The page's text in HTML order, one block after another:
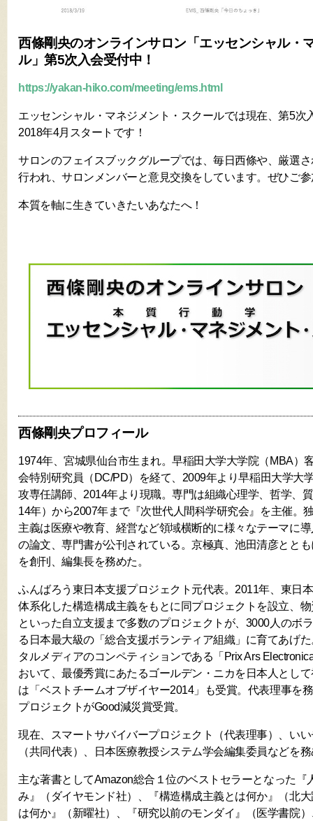
西條剛央のオンラインサロン「エッセンシャル・
ル」第5次入会受付中！
https://yakan-hiko.com/meeting/ems.html
エッセンシャル・マネジメント・スクールでは現在、第5
2018年4月スタートです！
サロンのフェイスブックグループでは、毎日西條や、厳選
行われ、サロンメンバーと意見交換をしています。ぜひご
本質を軸に生きていきたいあなたへ！
西條剛央プロフィール
1974年、宮城県仙台市生まれ。早稲田大学大学院（MBA）
会特別研究員（DC/PD）を経て、2009年より早稲田大学大
攻専任講師、2014年より現職。専門は組織心理学、哲学、
14年）から2007年まで『次世代人間科学研究会』を主催。
主義は医療や教育、経営など領域横断的に様々なテーマに
の論文、専門書が公刊されている。京極真、池田清彦とと
を創刊、編集長を務めた。
ふんばろう東日本支援プロジェクト元代表。2011年、東日
体系化した構造構成主義をもとに同プロジェクトを設立、
といった自立支援まで多数のプロジェクトが、3000人のボ
る日本最大級の「総合支援ボランティア組織」に育てあげ
タルメディアのコンペティションである「Prix Ars
おいて、最優秀賞にあたるゴールデン・ニカを日本人とし
は「ベストチームオブザイヤー2014」も受賞。代表理事を
プロジェクトがGood減災賞受賞。
現在、スマートサバイバープロジェクト（代表理事）、い
（共同代表）、日本医療教授システム学会編集委員などを
主な著書としてAmazon総合１位のベストセラーとなった『
み』（ダイヤモンド社）、『構造構成主義とは何か』（北
は何か』（新曜社）、『研究以前のモンダイ』（医学書院